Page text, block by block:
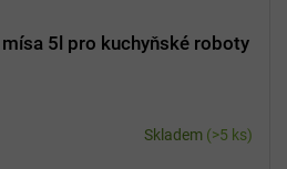
5l pro kuchyňské roboty
Skladem (>5 ks)